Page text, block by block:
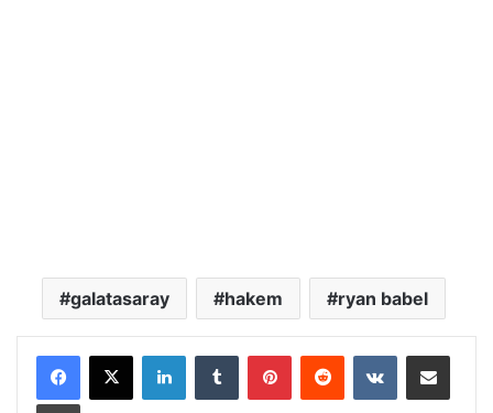
galatasaray hakem ryan babel
LinkedInTumblr PinterestReddit VKontakteE-Posta ile paylaş
Yazdır